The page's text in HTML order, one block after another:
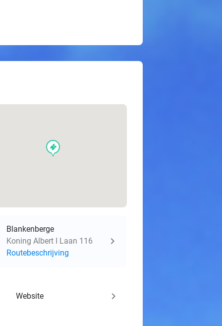
events
Blankenberge
Koning Albert I Laan 116
Routebeschrijving
Website keyboard_arrow_right